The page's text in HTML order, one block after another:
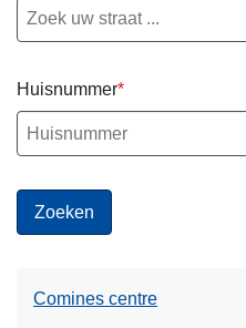
Huisnummer
Comines centre